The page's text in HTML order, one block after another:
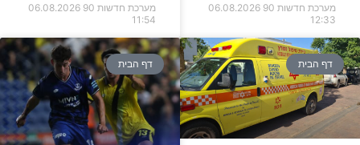
מערכת חדשות 90
06.08.2026
12:33
מערכת חדשות 90
06.08.2026
11:54
דף הבית דף הבית